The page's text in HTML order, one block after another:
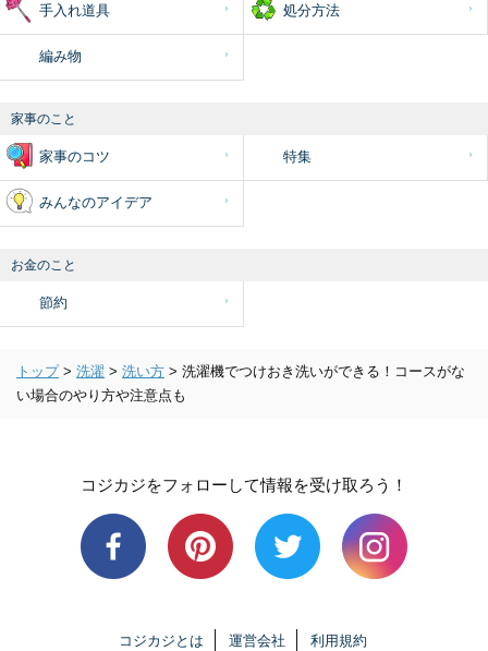
手入れ道具 処分方法
編み物
家事のこと
家事のコツ 特集
みんなのアイデア
お金のこと
節約
トップ > 洗濯 > 洗い方 > 洗濯機でつけおき洗いができる！コースがな
い場合のやり方や注意点も
コジカジをフォローして情報を受け取ろう！
コジカジとは 運営会社 利用規約